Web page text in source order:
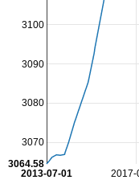
2017-
2013-07-01
3070
3080
3090
3100
3064.58